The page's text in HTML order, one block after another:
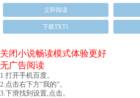
立即阅读
下载TXT1
关闭小说畅读模式体验更好
无广告阅读
1.打开手机百度。
2.点击右下方“我的”。
3.下滑找到设置,点击。